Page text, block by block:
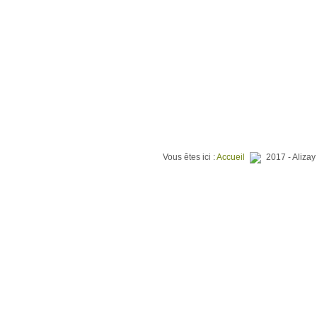
Vous êtes ici :Accueil 2017 - Alizay